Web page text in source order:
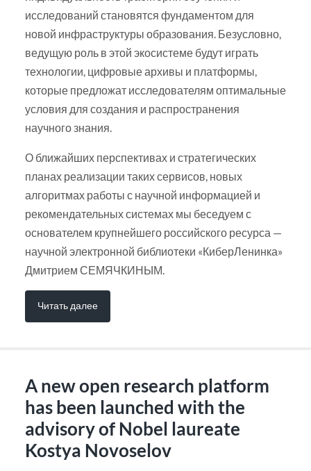
исследований становятся фундаментом для
новой инфраструктуры образования. Безусловно,
ведущую роль в этой экосистеме будут играть
технологии, цифровые архивы и платформы,
которые предложат исследователям оптимальные
условия для создания и распространения
научного знания.
О ближайших перспективах и стратегических
планах реализации таких сервисов, новых
алгоритмах работы с научной информацией и
рекомендательных системах мы беседуем с
основателем крупнейшего российского ресурса —
научной электронной библиотеки «КиберЛенинка»
Дмитрием СЕМЯЧКИНЫМ.
Читать далее
A new open research platform
has been launched with the
advisory of Nobel laureate
Kostya Novoselov